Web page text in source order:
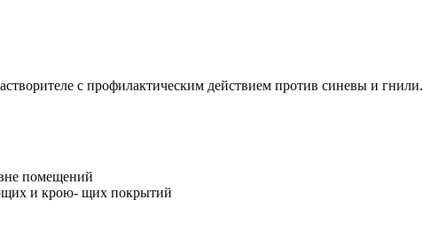
с профилактическим действием против синевы и гнили.
помещений
и крою- щих покрытий